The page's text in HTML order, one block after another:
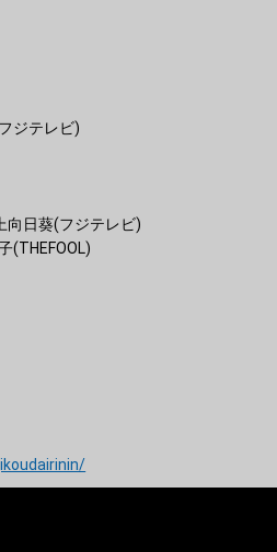
ジテレビ)
向日葵(フジテレビ)
(THEFOOL)